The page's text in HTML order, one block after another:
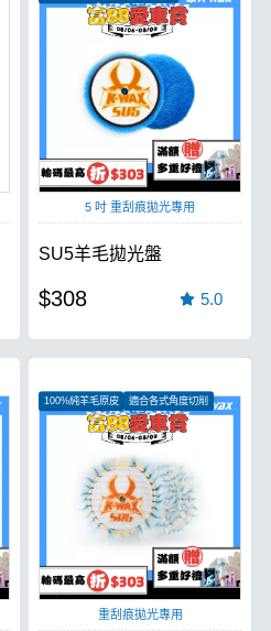
適合各式角度切削
5 吋 重刮痕拋光專用
SU5羊毛拋光盤
$308 5.0
100%純羊毛原皮
適合各式角度切削
適用於RO、DA機
重刮痕拋光專用